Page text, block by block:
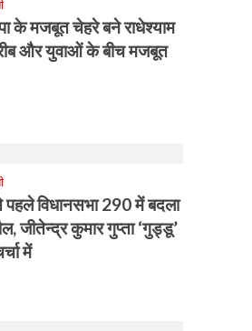
के मजबूत चेहरे बने राधेश्याम
और युवाओं के बीच मजबूत
विधानसभा 290 में बदला
जीतेन्द्र कुमार गुप्ता ‘गुड्डू’
में